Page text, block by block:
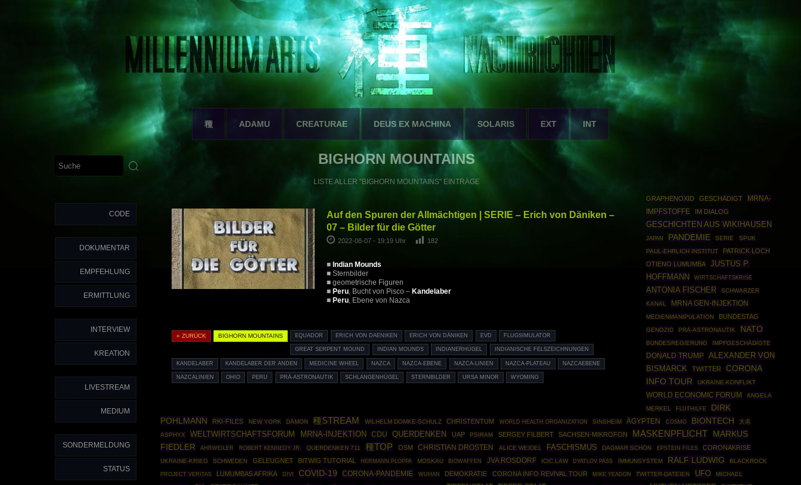
種 ADAMU CREATURAE DEUS EX MACHINA SOLARIS EXT INT
CODE
DOKUMENTAR
EMPFEHLUNG
ERMITTLUNG
INTERVIEW
KREATION
LIVESTREAM
MEDIUM
SONDERMELDUNG
STATUS
BIGHORN MOUNTAINS
LISTE ALLER "BIGHORN MOUNTAINS" EINTRÄGE
Auf den Spuren der Allmächtigen | SERIE – Erich von Däniken –
07 – Bilder für die Götter
2022-08-07 - 19:19 Uhr 182
■ Indian Mounds
■ Sternbilder
■ geometrische Figuren
■ Peru, Bucht von Pisco – Kandelaber
■ Peru, Ebene von Nazca
« ZURÜCK BIGHORN MOUNTAINS EQUADOR ERICH VON DAENIKEN ERICH VON DÄNIKEN EVD FLUGSIMULATOR
GREAT SERPENT MOUND INDIAN MOUNDS INDIANERHÜGEL INDIANISCHE FELSZEICHNUNGEN
KANDELABER KANDELABER DER ANDEN MEDICINE WHEEL NAZCA NAZCA-EBENE NAZCA-LINIEN NAZCA-PLATEAU NAZCAEBENE
NAZCALINIEN OHIO PERU PRÄ-ASTRONAUTIK SCHLANGENHÜGEL STERNBILDER URSA MINOR WYOMING
GRAPHENOXID GESCHÄDIGT
MRNA-
IMPFSTOFFE
IM DIALOG
GESCHICHTEN AUS WIKIHAUSEN
JAPAN PANDEMIE SERIE
SPUK
PAUL-EHRLICH INSTITUT
PATRICK LOCH
OTIENO LUMUMBA
JUSTUS P.
HOFFMANN
WIRTSCHAFTSKRISE
ANTONIA FISCHER
SCHWARZER
KANAL
MRNA GEN-INJEKTION
MEDIENMANIPULATION BUNDESTAG
GENOZID PRÄ-ASTRONAUTIK NATO
BUNDESREGIERUNG IMPFGESCHÄDIGTE
DONALD TRUMP ALEXANDER VON
BISMARCK
TWITTER
CORONA
INFO TOUR
UKRAINE-KONFLIKT
WORLD ECONOMIC FORUM
ANGELA
MERKEL
FLUTHILFE
DIRK
POHLMANN
RKI-FILES NEW YORK DÄMON 種STREAM WILHELM DOMKE-SCHULZ CHRISTENTUM WORLD HEALTH ORGANIZATION SINSHEIM ÄGYPTEN COSMO BIONTECH
大名
ASPHYX
WELTWIRTSCHAFTSFORUM MRNA-INJEKTION CDU QUERDENKEN UAP PSIRAM SERGEY FILBERT SACHSEN-MIKROFON MASKENPFLICHT
MARKUS
FIEDLER
AHRWEILER ROBERT KENNEDY JR. QUERDENKEN 711 種TOP OSM CHRISTIAN DROSTEN ALICE WEIDEL FASCHISMUS DAGMAR SCHÖN EPSTEIN FILES CORONAKRISE
UKRAINE-KRIEG SCHWEDEN GELEUGNET BITWIG TUTORIAL HERMANN PLOPPA MOSKAU BIOWAFFEN JVA ROSDORF ICIC.LAW DYATLOV PASS IMMUNSYSTEM RALF LUDWIG BLACKROCK
PROJECT VERITAS LUMUMBAS AFRIKA DIVI COVID-19 CORONA-PANDEMIE WUHAN DEMOKRATIE CORONA INFO REVIVAL TOUR MIKE YEADON TWITTER-DATEIEN UFO
MICHAEL